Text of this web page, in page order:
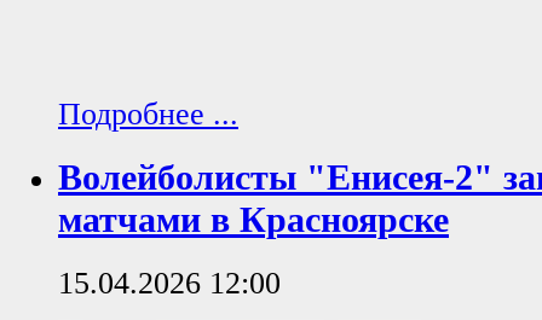
Подробнее ...
Волейболисты "Енисея-2"
матчами в Красноярске
15.04.2026 12:00